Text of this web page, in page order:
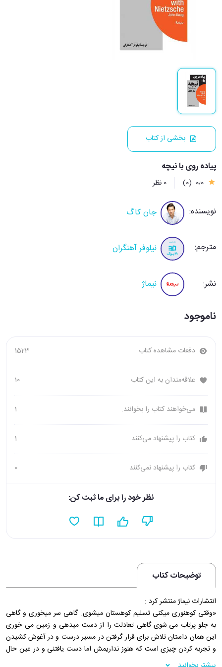
بخشی از کتاب
پیاده روی با نیچه
0٫0 (0) 0 نظر
نویسنده: جان کاگ
مترجم: نیلوفر آهنگران
نشر: نیماژ
ناموجود
دفعات مشاهده کتاب 1523
علاقه‌مندان به این کتاب 10
می‌خواهند کتاب را بخوانند. 1
کتاب را پیشنهاد می‌کنند 1
کتاب را پیشنهاد نمی‌کنند 0
نظر خود را برای ما ثبت کن:
توضیحات کتاب
انتشارات نیماژ منتشر کرد :
«وقتی کوهنوری میکنی تسلیم کوهستان میشوی. گاهی سر میخوری و گاهی
به جلو پرتاب می.شوی گاهی تعادلت را از دست میدهی و زمین می خوری
این همان داستان تلاش برای قرار گرفتن در مسیر درست و در آغوش کشیدن
و تجربه کردن چیزی است که هنوز نداریمش اما دست یافتنی و در عین حال
دور دست است. قرار نیست روی قله اتفاقی بیفتد؛ بلکه در مسیر است که